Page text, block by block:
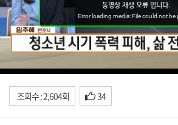
조회수 : 2,604회 34